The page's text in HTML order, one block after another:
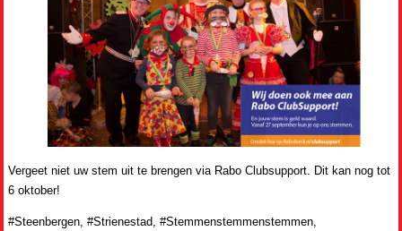
Vergeet niet uw stem uit te brengen via Rabo Clubsupport. Dit kan nog tot
6 oktober!
#Steenbergen, #Strienestad, #Stemmenstemmenstemmen,